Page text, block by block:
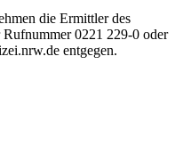
die Ermittler des
0221 229-0 oder
entgegen.